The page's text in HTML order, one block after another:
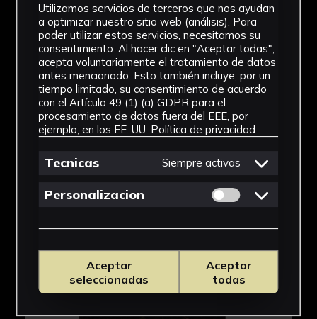
Utilizamos servicios de terceros que nos ayudan
a optimizar nuestro sitio web (análisis). Para
poder utilizar estos servicios, necesitamos su
consentimiento. Al hacer clic en "Aceptar todas",
acepta voluntariamente el tratamiento de datos
antes mencionado. Esto también incluye, por un
tiempo limitado, su consentimiento de acuerdo
con el Artículo 49 (1) (a) GDPR para el
procesamiento de datos fuera del EEE, por
ejemplo, en los EE. UU. Política de privacidad
Tecnicas Siempre activas
Personalizacion Permitir cookies
Aceptar
seleccionadas
Aceptar
todas